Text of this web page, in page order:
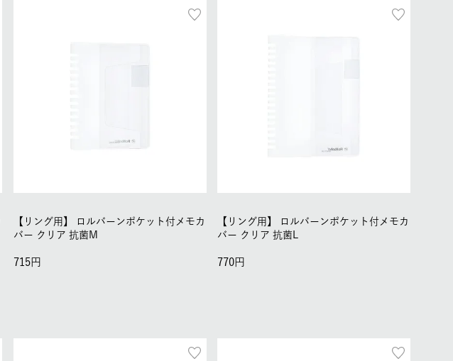
【リング用】
ロルバーンポケット付メモカ
バー クリア 抗菌M
715
【リング用】
ロルバーンポケット付メモカ
バー クリア 抗菌L
770